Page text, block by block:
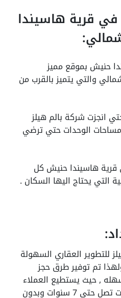
في قرية هاسيندا
حنيش بموقع مميز
والتي يتميز بالقرب من
انجزت شركة بالم هيلز
مساحات الوحدات حتي ترضي
قرية هاسيندا حنيش كل
التي يحتاج اليها السكان .
للتطوير العقاري السهولة
تم توفير طرق حجز
, حيث يستطيع العملاء
حجز الوحدات علي عدة سنوات تصل حتي 7 سنوات وبدون